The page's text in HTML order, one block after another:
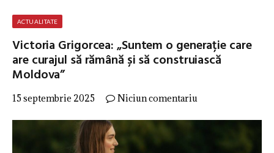
ACTUALITATE
Victoria Grigorcea: „Suntem o generație care
are curajul să rămână și să construiască
Moldova”
15 septembrie 2025 Niciun comentariu